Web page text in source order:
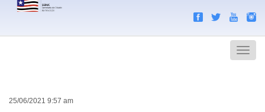
Menu
25/06/2021 9:57 am